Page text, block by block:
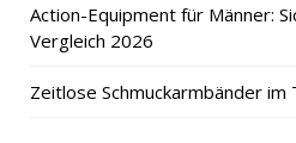
Action-Equipment für Männer:
Vergleich 2026
Zeitlose Schmuckarmbänder im